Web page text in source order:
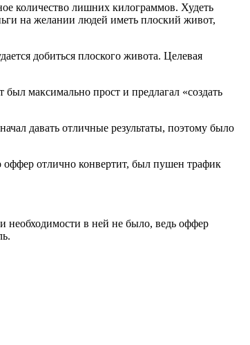
количество лишних килограммов. Худеть
на желании людей иметь плоский живот,
добиться плоского живота. Целевая
максимально прост и предлагал «создать
давать отличные результаты, поэтому было
оффер отлично конвертит, был пушен трафик
необходимости в ней не было, ведь оффер